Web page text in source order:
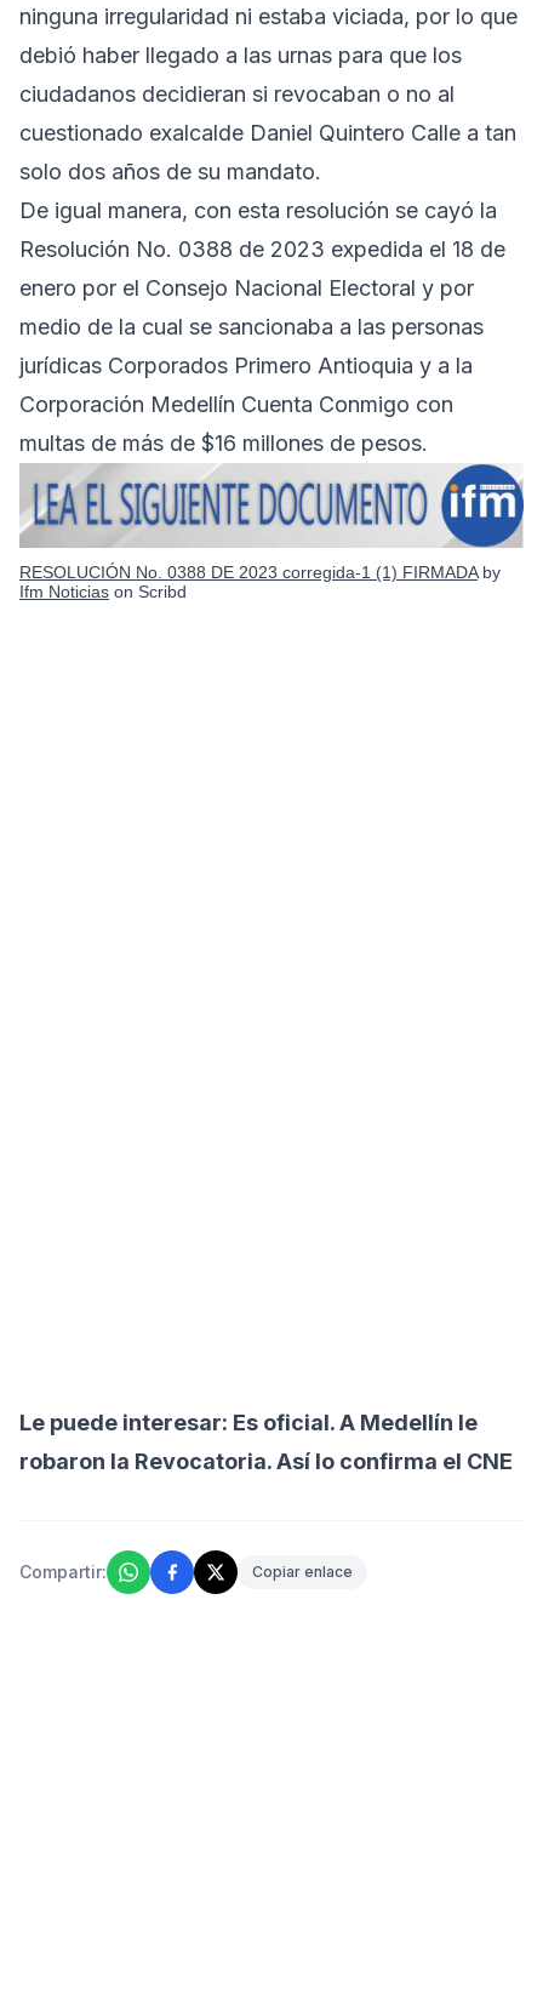
ninguna irregularidad ni estaba viciada, por lo que
debió haber llegado a las urnas para que los
ciudadanos decidieran si revocaban o no al
cuestionado exalcalde Daniel Quintero Calle a tan
solo dos años de su mandato.
De igual manera, con esta resolución se cayó la
Resolución No. 0388 de 2023 expedida el 18 de
enero por el Consejo Nacional Electoral y por
medio de la cual se sancionaba a las personas
jurídicas Corporados Primero Antioquia y a la
Corporación Medellín Cuenta Conmigo con
multas de más de $16 millones de pesos.
RESOLUCIÓN No. 0388 DE 2023 corregida-1 (1) FIRMADAby
Ifm Noticias on Scribd
Le puede interesar: Es oficial. A Medellín le
robaron la Revocatoria. Así lo confirma el CNE
Compartir: Copiar enlace